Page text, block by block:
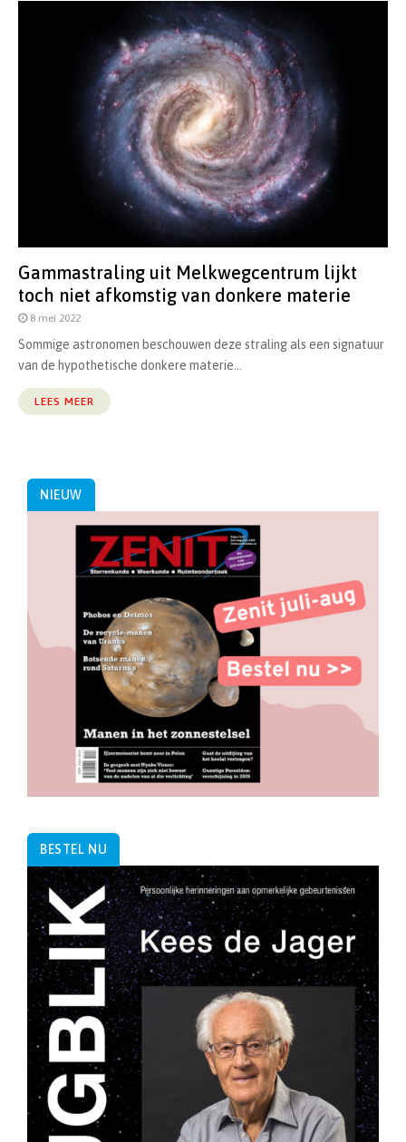
Gammastraling uit Melkwegcentrum lijkt
toch niet afkomstig van donkere materie
8 mei 2022
Sommige astronomen beschouwen deze straling als een signatuur
van de hypothetische donkere materie...
LEES MEER
NIEUW
BESTEL NU